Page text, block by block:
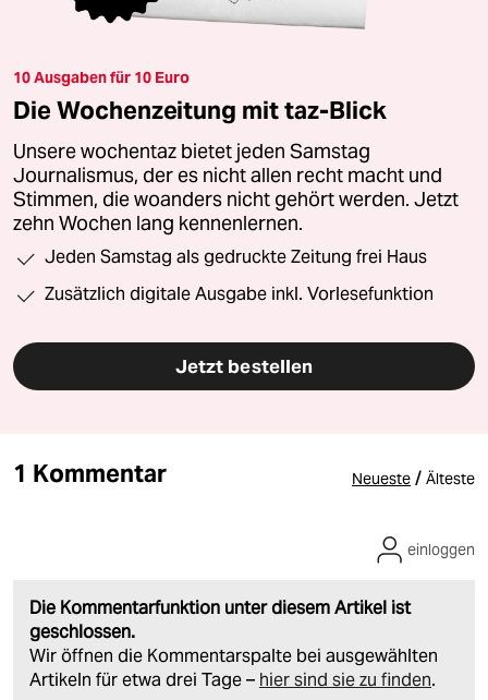
10 Ausgaben für 10 Euro
Die Wochenzeitung mit taz-Blick
Unsere wochentaz bietet jeden Samstag
Journalismus, der es nicht allen recht macht und
Stimmen, die woanders nicht gehört werden. Jetzt
zehn Wochen lang kennenlernen.
Jeden Samstag als gedruckte Zeitung frei Haus
Zusätzlich digitale Ausgabe inkl. Vorlesefunktion
Jetzt bestellen
1 Kommentar Neueste / Älteste
Die Kommentarfunktion unter diesem Artikel ist
geschlossen.
Wir öffnen die Kommentarspalte bei ausgewählten
Artikeln für etwa drei Tage – hier sind sie zu finden.
einloggen